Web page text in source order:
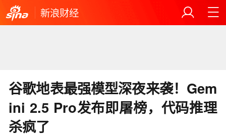
新浪财经
谷歌地表最强模型深夜来袭！Gem
ini 2.5 Pro发布即屠榜，代码推理
杀疯了